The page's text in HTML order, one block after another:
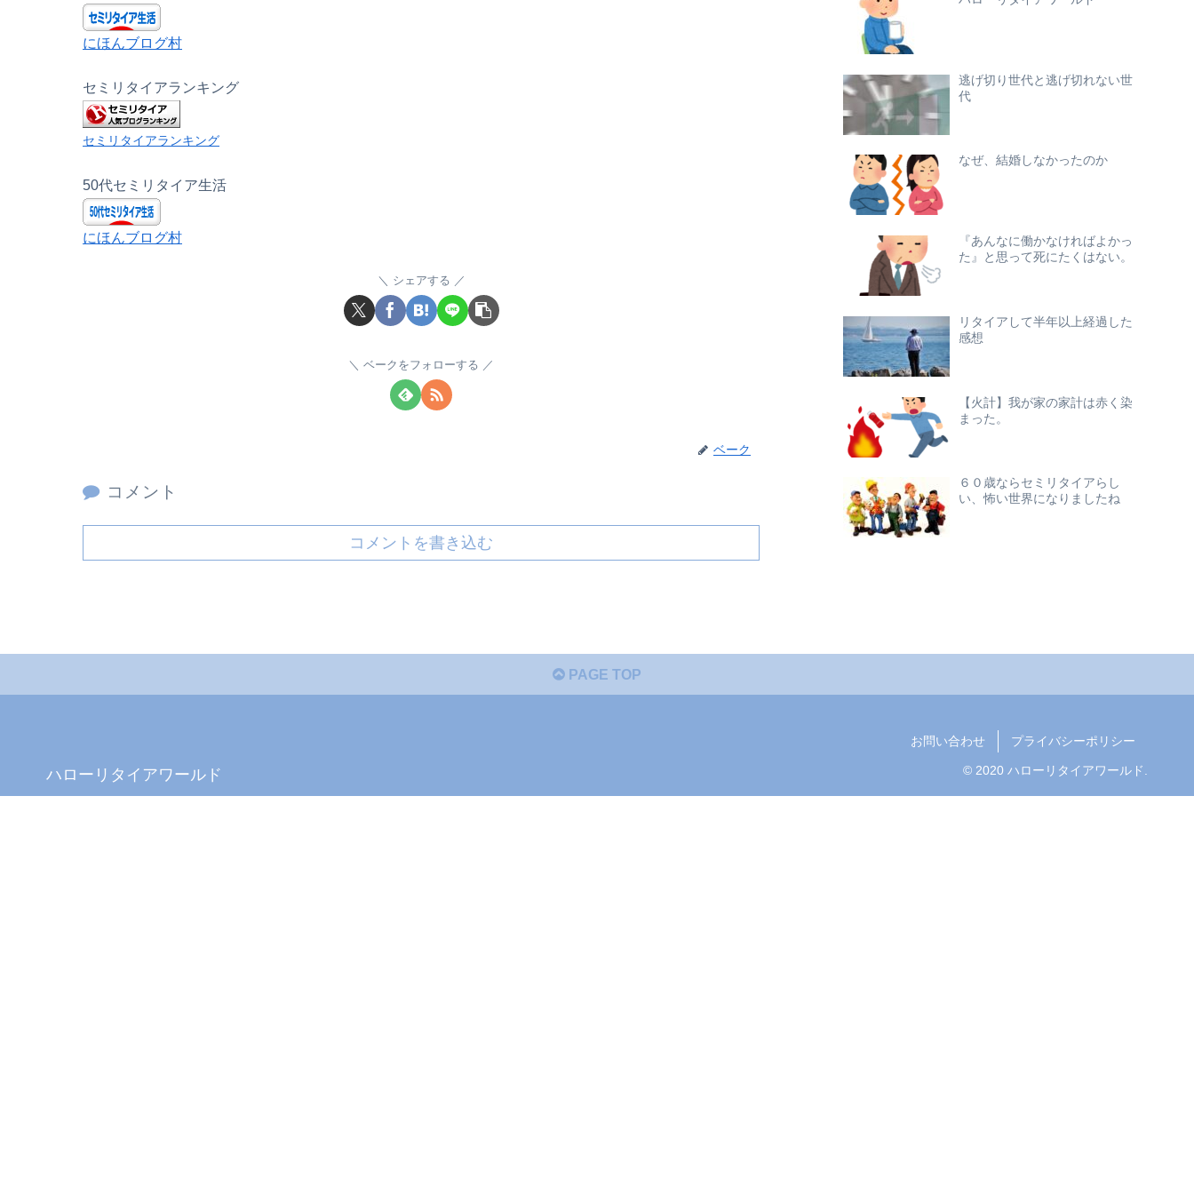
にほんブログ村
セミリタイアランキング
セミリタイアランキング
50代セミリタイア生活
にほんブログ村
シェアする
ベークをフォローする
ベーク
コメント
コメントを書き込む
逃げ切り世代と逃げ切れない世
代
なぜ、結婚しなかったのか
『あんなに働かなければよかっ
た』と思って死にたくはない。
リタイアして半年以上経過した
感想
【火計】我が家の家計は赤く染
まった。
６０歳ならセミリタイアらし
い、怖い世界になりましたね
PAGE TOP
ハローリタイアワールド
お問い合わせ プライバシーポリシー
© 2020 ハローリタイアワールド.